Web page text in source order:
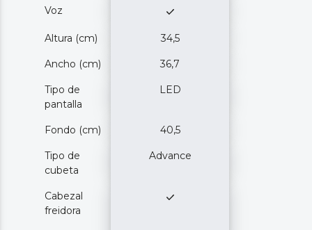
Voz
Altura (cm) 34,5
Ancho (cm) 36,7
Tipo de
pantalla
LED
Fondo (cm) 40,5
Tipo de
cubeta
Advance
Cabezal
freidora